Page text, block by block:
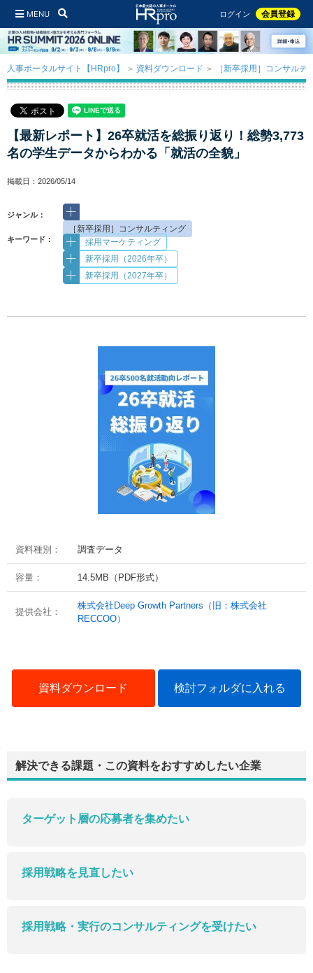
MENU ログイン 会員登録
人事ポータルサイト【HRpro】 資料ダウンロード ［新卒採用］コンサルテ
【最新レポート】26卒就活を総振り返り！総勢3,773
名の学生データからわかる「就活の全貌」
掲載日：2026/05/14
ジャンル：
［新卒採用］コンサルティング
キーワード：
採用マーケティング
新卒採用（2026年卒）
新卒採用（2027年卒）
資料種別： 調査データ
容量： 14.5MB（PDF形式）
提供会社：
株式会社Deep Growth Partners（旧：株式会社
RECCOO）
資料ダウンロード 検討フォルダに入れる
解決できる課題・この資料をおすすめしたい企業
ターゲット層の応募者を集めたい
採用戦略を見直したい
採用戦略・実行のコンサルティングを受けたい